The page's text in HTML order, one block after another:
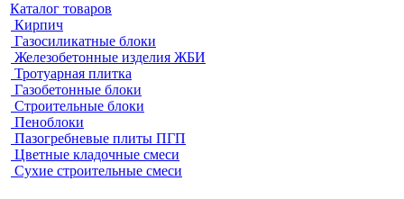
Каталог товаров
Кирпич
Газосиликатные блоки
Железобетонные изделия ЖБИ
Тротуарная плитка
Газобетонные блоки
Строительные блоки
Пеноблоки
Пазогребневые плиты ПГП
Цветные кладочные смеси
Сухие строительные смеси